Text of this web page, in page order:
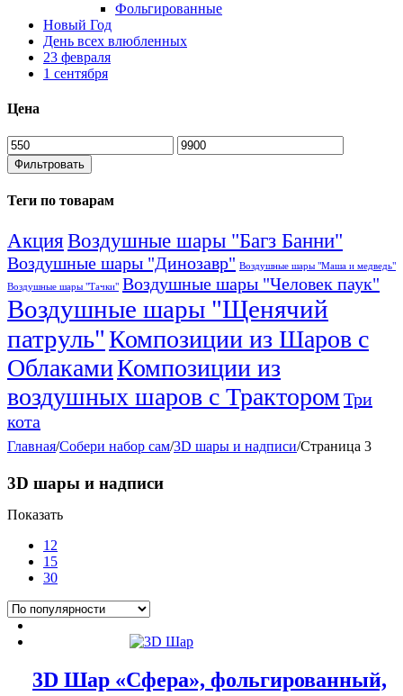
Фольгированные
Новый Год
День всех влюбленных
23 февраля
1 сентября
Цена
Минимальная
цена
Максимальная
цена
Фильтровать
Теги по товарам
АкцияВоздушные шары "Багз Банни"
Воздушные шары "Динозавр" Воздушные шары "Маша и медведь"
Воздушные шары "Тачки" Воздушные шары "Человек паук"
Воздушные шары "Щенячий
патруль"Композиции из Шаров с
ОблакамиКомпозиции из
воздушных шаров с Трактором Три
кота
Главная/Собери набор сам/3D шары и надписи/Страница 3
3D шары и надписи
Показать
12
15
30
3D Шар «Сфера», фольгированный,